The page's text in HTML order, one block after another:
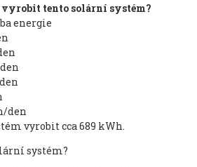
tento solární systém?
energie
den
vyrobit cca 689 kWh.
systém?